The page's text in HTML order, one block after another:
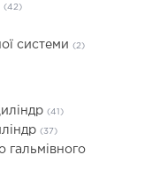
(42)
системи (2)
(41)
(37)
гальмівного